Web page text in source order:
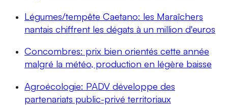
Légumes/tempête Caetano: les Maraîchers
nantais chiffrent les dégats à un million d'euros
Concombres: prix bien orientés cette année
malgré la météo, production en légère baisse
Agroécologie: PADV développe des
partenariats public-privé territoriaux